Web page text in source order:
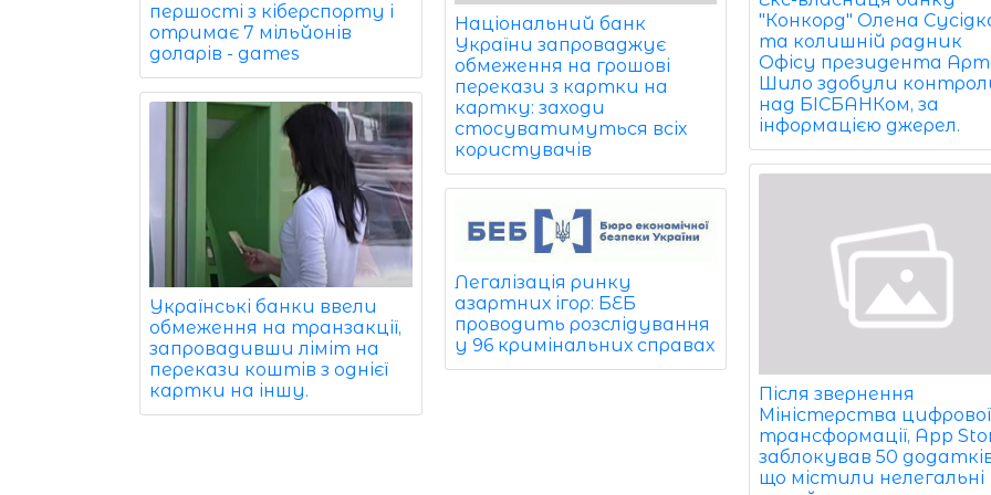
першості з кіберспорту і
отримає 7 мільйонів
доларів - games
Українські банки ввели
обмеження на транзакції,
запровадивши ліміт на
перекази коштів з однієї
картки на іншу.
Національний банк
України запроваджує
обмеження на грошові
перекази з картки на
картку: заходи
стосуватимуться всіх
користувачів
Легалізація ринку
азартних ігор: БЕБ
проводить розслідування
у 96 кримінальних справах
"Конкорд" Олена
та колишній радник
Офісу президента
Шило здобули
над БІСБАНКом, за
інформацією джерел.
Після звернення
Міністерства цифрової
трансформації, App
заблокував 50
що містили нелегальні